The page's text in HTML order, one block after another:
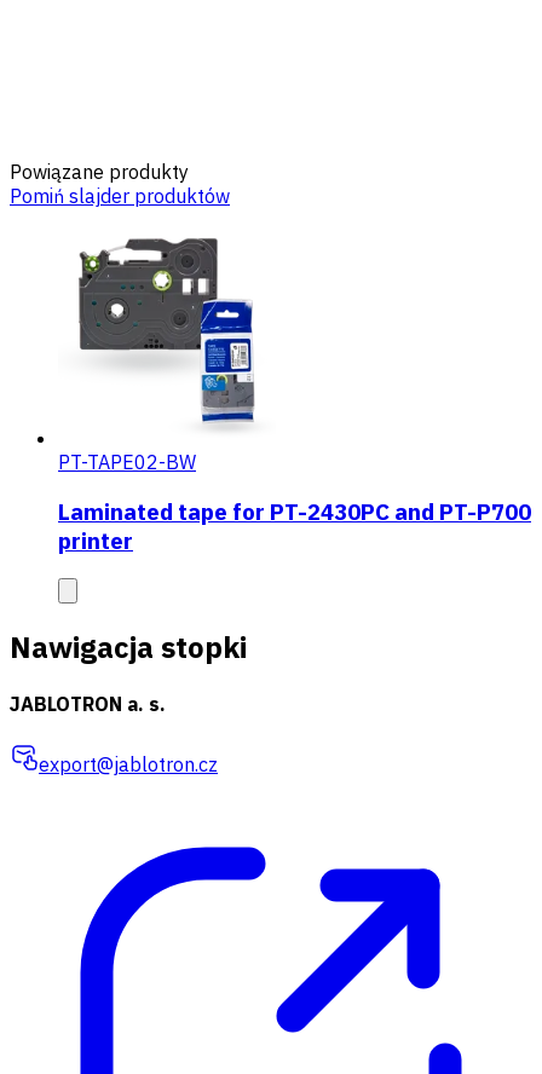
Powiązane produkty
Pomiń slajder produktów
PT-TAPE02-BW
Laminated tape for PT-2430PC and PT-P700
printer
Nawigacja stopki
JABLOTRON a. s.
export@jablotron.cz